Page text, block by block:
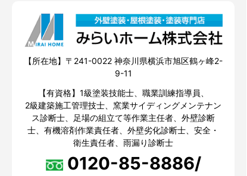
【所在地】〒241-0022 神奈川県横浜市旭区鶴ヶ峰2-
9-11
【有資格】1級塗装技能士、職業訓練指導員、
2級建築施工管理技士、窯業サイディングメンテナン
ス診断士、足場の組立て等作業主任者、外壁診断
士、有機溶剤作業責任者、外壁劣化診断士、安全・
衛生責任者、雨漏り診断士
0120-85-8886/